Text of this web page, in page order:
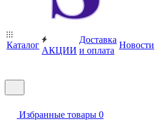
Каталог
АКЦИИ
Доставка
и оплата
Новости
Избранные товары 0